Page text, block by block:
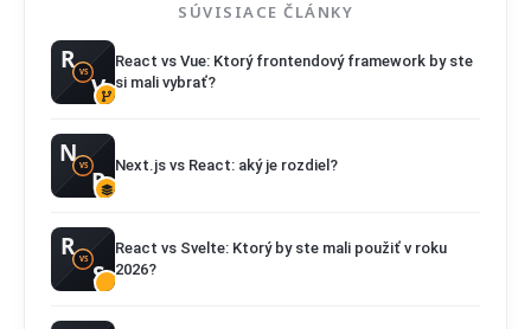
SÚVISIACE ČLÁNKY
React vs Vue: Ktorý frontendový framework by ste
si mali vybrať?
Next.js vs React: aký je rozdiel?
React vs Svelte: Ktorý by ste mali použiť v roku
2026?